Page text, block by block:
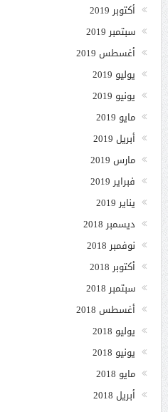
أكتوبر 2019
سبتمبر 2019
أغسطس 2019
يوليو 2019
يونيو 2019
مايو 2019
أبريل 2019
مارس 2019
فبراير 2019
يناير 2019
ديسمبر 2018
نوفمبر 2018
أكتوبر 2018
سبتمبر 2018
أغسطس 2018
يوليو 2018
يونيو 2018
مايو 2018
أبريل 2018